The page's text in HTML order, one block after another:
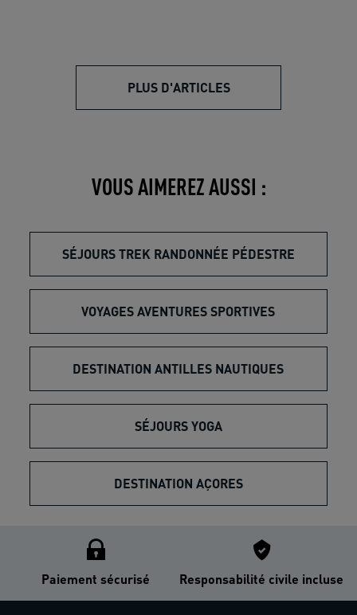
PLUS D'ARTICLES
VOUS AIMEREZ AUSSI :
SÉJOURS TREK RANDONNÉE PÉDESTRE
VOYAGES AVENTURES SPORTIVES
DESTINATION ANTILLES NAUTIQUES
SÉJOURS YOGA
DESTINATION AÇORES
Paiement sécurisé Responsabilité civile incluse